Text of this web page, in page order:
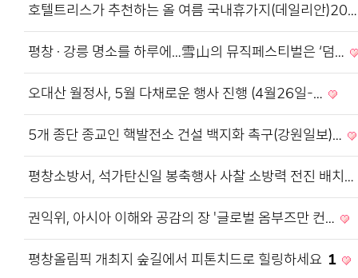
호텔트리스가 추천하는 올 여름 국내휴가지(데일리안
평창 · 강릉 명소를 하루에…雪山의 뮤직페스티벌은 ‘덤…
오대산 월정사, 5월 다채로운 행사 진행 (4월26일-…
5개 종단 종교인 핵발전소 건설 백지화 촉구(강원일보)…
평창소방서, 석가탄신일 봉축행사 사찰 소방력 전진 배치…
권익위, 아시아 이해와 공감의 장 '글로벌 옴부즈만 컨…
평창올림픽 개최지 숲길에서 피톤치드로 힐링하세요 1